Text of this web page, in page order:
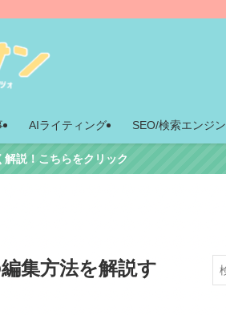
AIライティング SEO/検索エンジン
説！こちらをクリック
集方法を解説す